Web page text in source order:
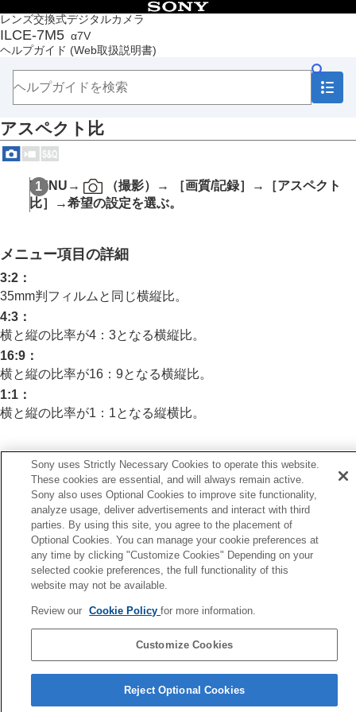
レンズ交換式デジタルカメラ
ILCE-7M5 α7V
ヘルプガイド (Web取扱説明書)
目次
トップページ
ヘルプガイドの使いかた
本体と付属品を確認する
本機の基本操作
準備/基本的な撮影
MENU一覧から機能を探す
撮影機能を活用する
この章の目次
撮影モードを選ぶ
被写体認識AF
露出/測光を調整する
ホワイトバランス
Log撮影の設定
ドライブモードを使う（連写/セルフタイマー）
インターバル撮影機能
JPEG/HEIF切換
画質/画像サイズ設定：ファイル形式（静止
画）
画質/画像サイズ設定：RAW記録方式
画質/画像サイズ設定：JPEG画質/HEIF画質
画質/画像サイズ設定：JPEG画像サイズ/HEIF
画像サイズ
アスペクト比
HLG静止画
色空間
記録方式（動画）
（動画）
スロー&クイック設定
タイムラプス設定
4K動画画角優先
アスペクト比
MENU → （撮影）→ ［画質/記録］ →
［アスペクト
比］
→希望の設定を選ぶ。
メニュー項目の詳細
3:2 ：
35mm判フィルムと同じ横縦比。
4:3 ：
横と縦の比率が4：3となる横縦比。
16:9 ：
横と縦の比率が16：9となる横縦比。
1:1 ：
横と縦の比率が1：1となる縦横比。
関連項目
マーカー表示（静止画）
/画像サイズ設定：JPEG画像サイズ/HEIF画像サイズ
次へ
言語選択ページへ
5-069-971-01(4)
Sony uses Strictly Necessary Cookies to operate this website.
These cookies are essential, and will always remain active.
Sony also uses Optional Cookies to improve site functionality,
analyze usage, deliver advertisements and interact with third
parties. By using this site, you agree to the placement of
Optional Cookies. You can manage your cookie preferences at
any time by clicking "Customize Cookies" Depending on your
selected cookie preferences, the full functionality of this
website may not be available.
Review our Cookie Policyfor more information.
Customize Cookies
Reject Optional Cookies